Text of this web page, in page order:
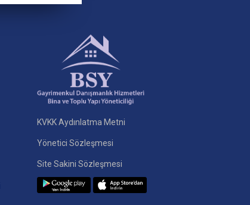
KVKK Aydınlatma Metni
Yönetici Sözleşmesi
Site Sakini Sözleşmesi